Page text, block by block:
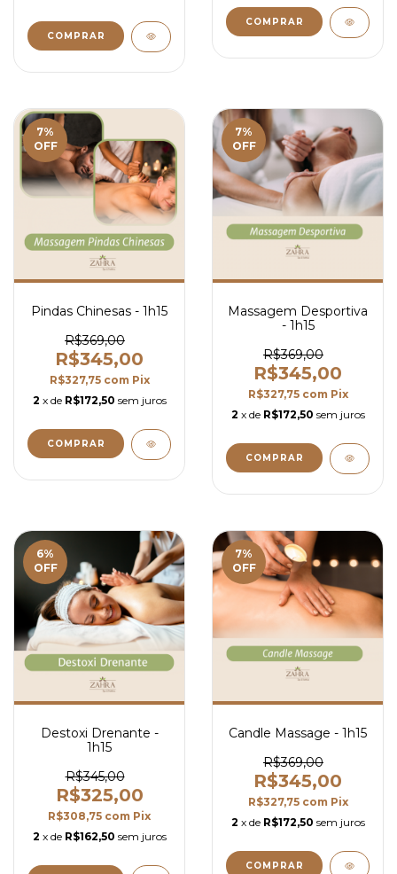
7%
OFF
Pindas Chinesas - 1h15
R$369,00
R$345,00
R$327,75 com Pix
2 x de R$172,50 sem juros
7%
OFF
Massagem Desportiva
- 1h15
R$369,00
R$345,00
R$327,75 com Pix
2 x de R$172,50 sem juros
6%
OFF
Destoxi Drenante -
1h15
R$345,00
R$325,00
R$308,75 com Pix
2 x de R$162,50 sem juros
7%
OFF
Candle Massage - 1h15
R$369,00
R$345,00
R$327,75 com Pix
2 x de R$172,50 sem juros